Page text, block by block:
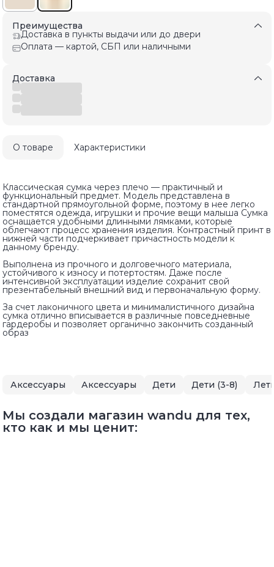
Преимущества
Доставка в пункты выдачи или до двери
Оплата — картой, СБП или наличными
Доставка
О товаре Характеристики
Классическая сумка через плечо — практичный и
функциональный предмет. Модель представлена в
стандартной прямоугольной форме, поэтому в нее легко
поместятся одежда, игрушки и прочие вещи малыша Сумка
оснащается удобными длинными лямками, которые
облегчают процесс хранения изделия. Контрастный принт в
нижней части подчеркивает причастность модели к
данному бренду.
Выполнена из прочного и долговечного материала,
устойчивого к износу и потертостям. Даже после
интенсивной эксплуатации изделие сохранит свой
презентабельный внешний вид и первоначальную форму.
За счет лаконичного цвета и минималистичного дизайна
сумка отлично вписывается в различные повседневные
гардеробы и позволяет органично закончить созданный
образ
Аксессуары Аксессуары Дети Дети (3-8)
Мы создали магазин wandu для тех,
кто как и мы ценит: